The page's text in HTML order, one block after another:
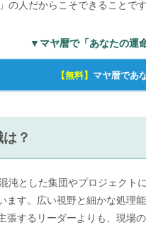
人だからこそできることです
▼マヤ暦で「あなたの運
【無料】 マヤ暦であ
？
沌とした集団やプロジェク
ます。広い視野と細かな処理
張するリーダーよりも、現場